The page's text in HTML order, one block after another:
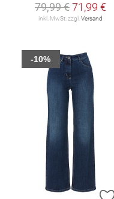
79,99 €71,99 €
inkl. MwSt. zzgl.Versand
-10%